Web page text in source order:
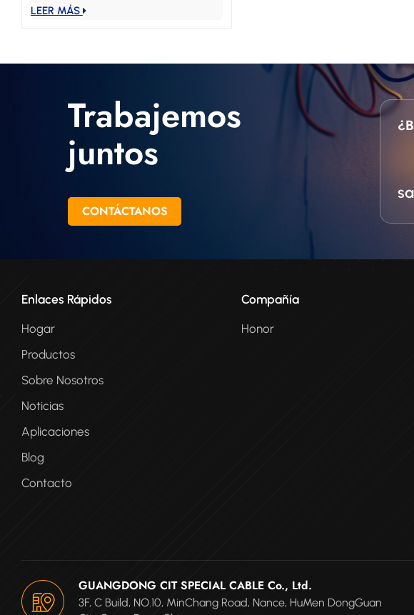
LEER MÁS
Trabajemos
juntos
CONTÁCTANOS
Enlaces Rápidos
Hogar
Productos
Sobre Nosotros
Noticias
Aplicaciones
Blog
Contacto
Compañía
Honor
GUANGDONG CIT SPECIAL CABLE Co., Ltd.
3F, C Build, NO.10, MinChang Road, Nance, HuMen DongGuan